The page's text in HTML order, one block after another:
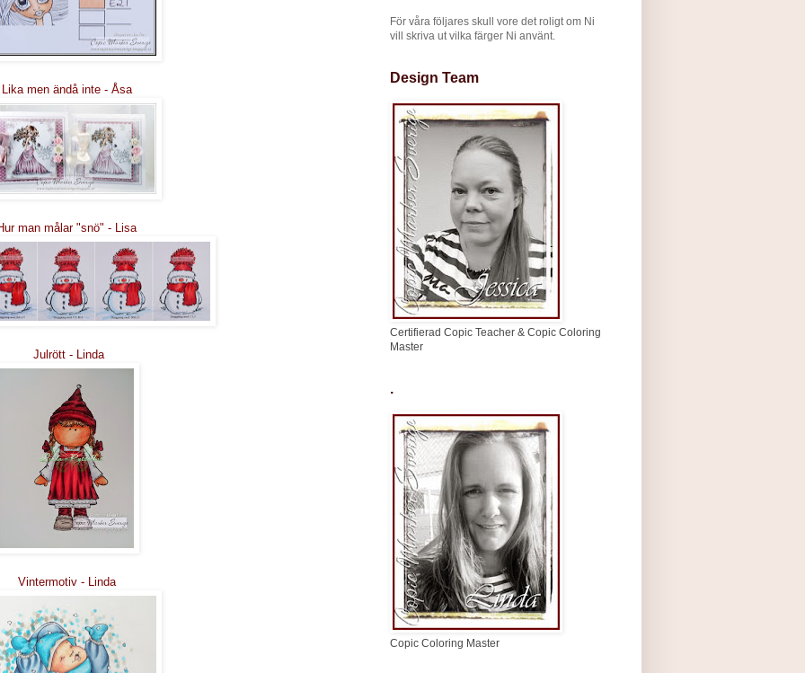
Lika men ändå inte - Åsa
man målar "snö" - Lisa
Julrött - Linda
Vintermotiv - Linda
För våra följares skull vore det roligt om Ni
vill skriva ut vilka färger Ni använt.
Design Team
Certifierad Copic Teacher & Copic Coloring
Master
.
Copic Coloring Master